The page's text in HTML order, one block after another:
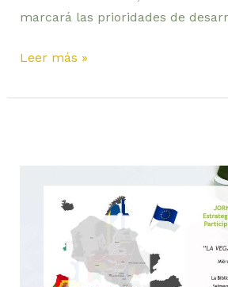
marcará las prioridades de
Leer más »